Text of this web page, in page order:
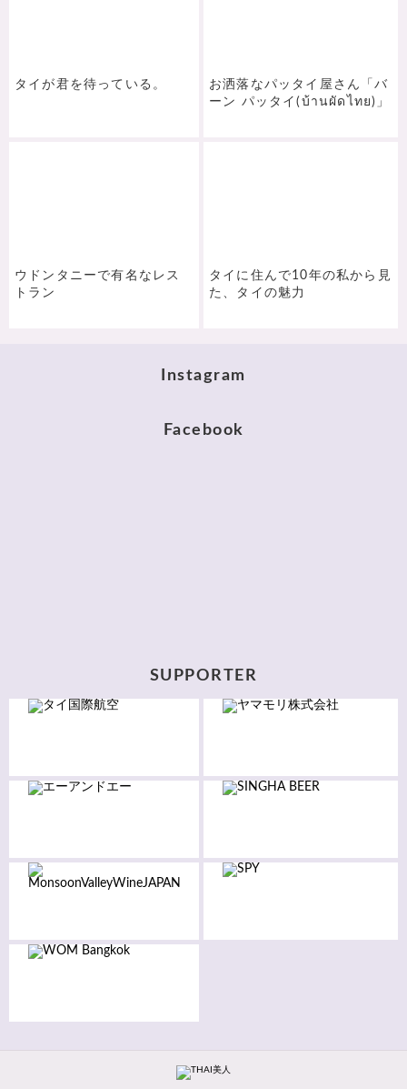
タイが君を待っている。
お洒落なパッタイ屋さん「バ
ーン パッタイ(บ้านผัดไทย)」
ウドンタニーで有名なレス
トラン
タイに住んで10年の私から見
た、タイの魅力
Instagram
Facebook
SUPPORTER